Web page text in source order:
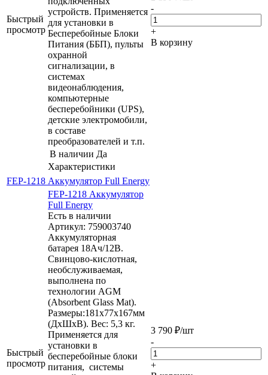
Быстрый
просмотр
устройств. Применяется
для установки в
Бесперебойные Блоки
Питания (ББП), пульты
охранной
сигнализации, в
системах
видеонаблюдения,
компьютерные
бесперебойники (UPS),
детские электромобили,
в составе
преобразователей и т.п.
В наличии Да
Характеристики
-
+
В корзину
FEP-1218 Аккумулятор Full Energy
Быстрый
просмотр
FEP-1218 Аккумулятор
Full Energy
Есть в наличии
Артикул: 759003740
Аккумуляторная
батарея 18Aч/12В.
Свинцово-кислотная,
необслуживаемая,
выполнена по
технологии AGM
(Absorbent Glass Mat).
Размеры:181х77х167мм
(ДхШхВ). Вес: 5,3 кг.
Применяется для
установки в
бесперебойные блоки
питания, системы
3 790 ₽/шт
-
+